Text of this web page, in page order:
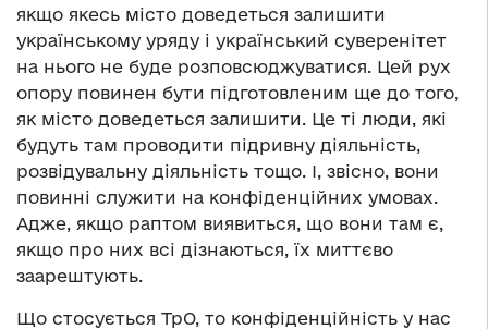
якщо якесь місто доведеться залишити
українському уряду і український суверенітет
на нього не буде розповсюджуватися. Цей рух
опору повинен бути підготовленим ще до того,
як місто доведеться залишити. Це ті люди, які
будуть там проводити підривну діяльність,
розвідувальну діяльність тощо. І, звісно, вони
повинні служити на конфіденційних умовах.
Адже, якщо раптом виявиться, що вони там є,
якщо про них всі дізнаються, їх миттєво
заарештують.
Що стосується ТрО, то конфіденційність у нас